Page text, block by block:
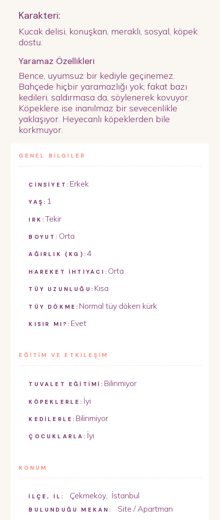
Karakteri:
Kucak delisi, konuşkan, meraklı, sosyal, köpek
dostu.
Yaramaz Özellikleri
Bence, uyumsuz bir kediyle geçinemez.
Bahçede hiçbir yaramazlığı yok; fakat bazı
kedileri, saldırmasa da, söylenerek kovuyor.
Köpeklere ise inanılmaz bir sevecenlikle
yaklaşıyor. Heyecanlı köpeklerden bile
korkmuyor.
GENEL BİLGİLER
CİNSİYET: Erkek
YAŞ: 1
IRK: Tekir
BOYUT: Orta
AĞIRLIK (KG): 4
HAREKET İHTİYACI: Orta
TÜY UZUNLUĞU: Kısa
TÜY DÖKME: Normal tüy döken kürk
KISIR MI?: Evet
EĞİTİM VE ETKİLEŞİM
TUVALET EĞİTİMİ: Bilinmiyor
KÖPEKLERLE: İyi
KEDİLERLE: Bilinmiyor
ÇOCUKLARLA: İyi
KONUM
İLÇE, İL: Çekmeköy, İstanbul
BULUNDUĞU MEKAN: Site / Apartman